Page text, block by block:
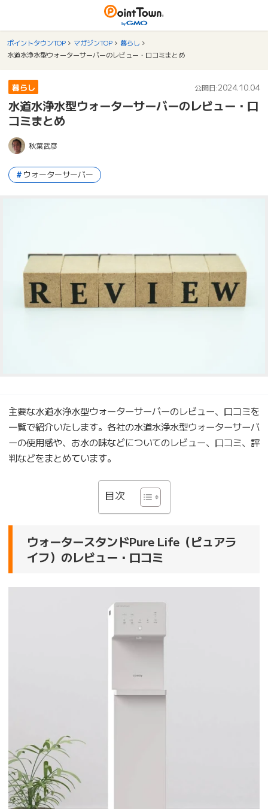
ポイントタウンTOP マガジンTOP
暮らし
水道水浄水型ウォーターサーバーのレビュー・口コミまとめ
暮らし 公開日:2024.10.04
水道水浄水型ウォーターサーバーのレビュー・口
コミまとめ
秋葉武彦
ウォーターサーバー
主要な水道水浄水型ウォーターサーバーのレビュー、口コミを
一覧で紹介いたします。各社の水道水浄水型ウォーターサーバ
ーの使用感や、お水の味などについてのレビュー、口コミ、評
判などをまとめています。
目次
ウォータースタンドPure Life（ピュアラ
イフ）のレビュー・口コミ